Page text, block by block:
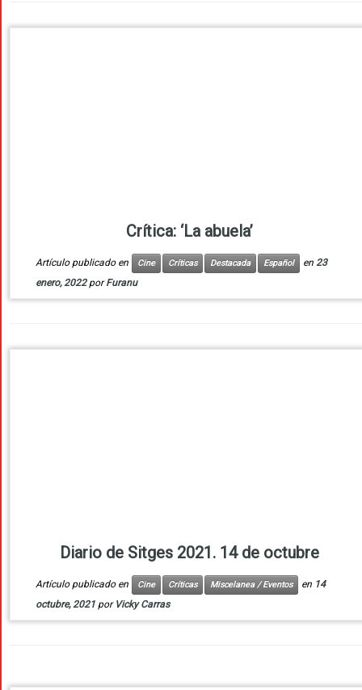
Crítica: ‘La abuela’
Artículo publicado en Cine Críticas Destacada Español en 23
enero, 2022 porFuranu
Diario de Sitges 2021. 14 de octubre
Artículo publicado en Cine Críticas Miscelanea / Eventos en 14
octubre, 2021 por Vicky Carras